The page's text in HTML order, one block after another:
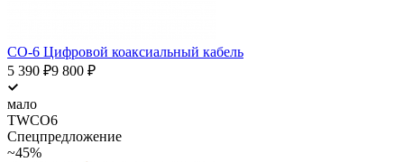
CO-6 Цифровой коаксиальный кабель
5 390 ₽9 800 ₽
мало
TWCO6
Спецпредложение
~45%